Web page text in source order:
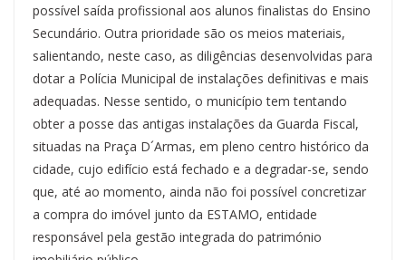
possível saída profissional aos alunos finalistas do Ensino
Secundário. Outra prioridade são os meios materiais,
salientando, neste caso, as diligências desenvolvidas para
dotar a Polícia Municipal de instalações definitivas e mais
adequadas. Nesse sentido, o município tem tentando
obter a posse das antigas instalações da Guarda Fiscal,
situadas na Praça D´Armas, em pleno centro histórico da
cidade, cujo edifício está fechado e a degradar-se, sendo
que, até ao momento, ainda não foi possível concretizar
a compra do imóvel junto da ESTAMO, entidade
responsável pela gestão integrada do património